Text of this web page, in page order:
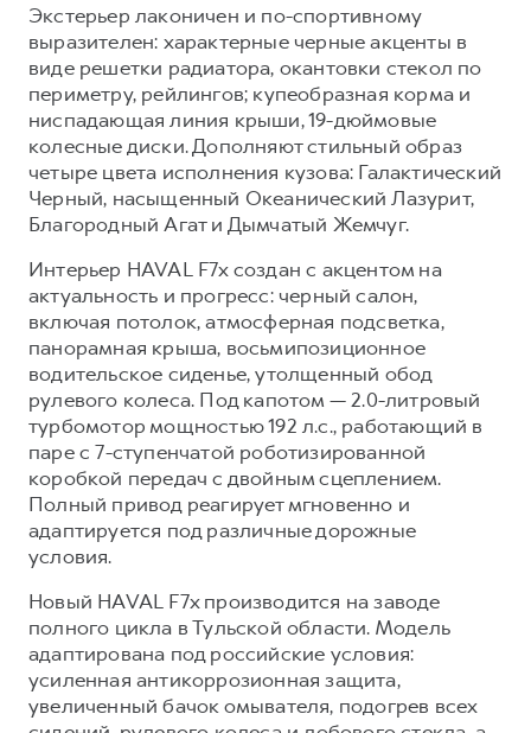
Экстерьер лаконичен и по-спортивному
выразителен: характерные черные акценты в
виде решетки радиатора, окантовки стекол по
периметру, рейлингов; купеобразная корма и
ниспадающая линия крыши, 19-дюймовые
колесные диски. Дополняют стильный образ
четыре цвета исполнения кузова: Галактический
Черный, насыщенный Океанический Лазурит,
Благородный Агат и Дымчатый Жемчуг.
Интерьер HAVAL F7x создан с акцентом на
актуальность и прогресс: черный салон,
включая потолок, атмосферная подсветка,
панорамная крыша, восьмипозиционное
водительское сиденье, утолщенный обод
рулевого колеса. Под капотом — 2.0-литровый
турбомотор мощностью 192 л.с., работающий в
паре с 7-ступенчатой роботизированной
коробкой передач с двойным сцеплением.
Полный привод реагирует мгновенно и
адаптируется под различные дорожные
условия.
Новый HAVAL F7x производится на заводе
полного цикла в Тульской области. Модель
адаптирована под российские условия:
усиленная антикоррозионная защита,
увеличенный бачок омывателя, подогрев всех